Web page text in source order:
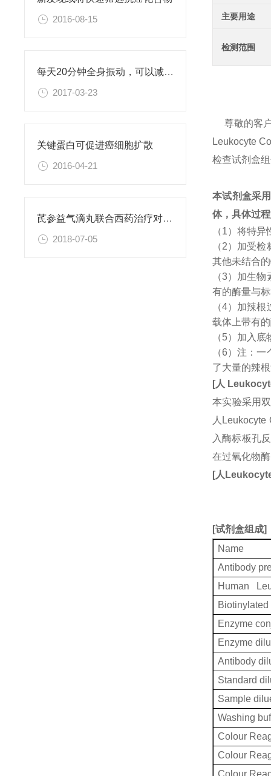
2016-08-15
每天20分钟全身振动，可以减肥、对抗糖尿病
2017-03-23
关键蛋白可促进癌细胞扩散
2016-04-21
芪参益气滴丸联合西药治疗对稳定型心绞痛患者血清抵抗素水平的影响
2018-07-05
主要用途
检测范围
尊敬的客
Leukocyte
检查试剂盒
本试剂盒采
体，具体过
（1）将特
（2）加受
其他未结合
（3）加生
有的酶量与
（4）加辣
载体上带有
（5）加入
（6）注：
了大量的辣
[人
本实验采用
人
入酶标板孔
在过氧化物
[人
[试剂盒组成]
Name
Antibody
Human
Enzyme
Enzyme
Antibody
Standard
Sample
Washing
Colour
Colour
Colour